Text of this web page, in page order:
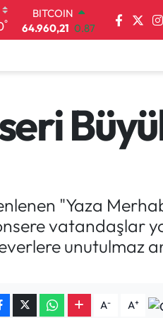
°
DOLAR
47,7436
0.18
6648.99
2.59
BİST100
"Yaza
vatandaşlar
unutulmaz
A- A+